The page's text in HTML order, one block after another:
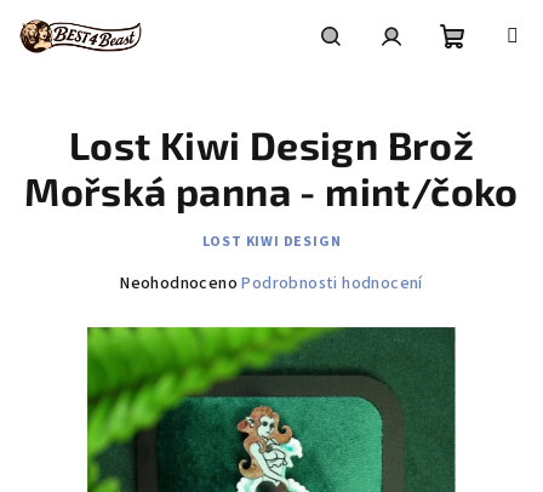
obsah
košík
Lost Kiwi Design Brož
Mořská panna - mint/čoko
LOST KIWI DESIGN
Průměrné
produktu
je
0,0
z
5
hvězdiček.
Neohodnoceno Podrobnosti hodnocení